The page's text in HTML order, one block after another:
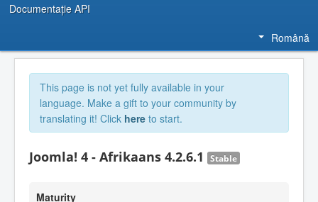
Documentaţie API
Română
This page is not yet fully available in your
language. Make a gift to your community by
translating it! Click here to start.
Joomla! 4 - Afrikaans 4.2.6.1 Stable
Maturity